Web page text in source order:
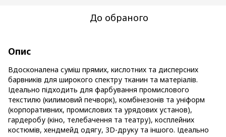
До обраного
Опис
Вдосконалена суміш прямих, кислотних та дисперсних
барвників для широкого спектру тканин та матеріалів.
Ідеально підходить для фарбування промислового
текстилю (килимовий печворк), комбінезонів та уніформ
(корпоративних, промислових та урядових установ),
гардеробу (кіно, телебачення та театру), косплейних
костюмів, хендмейд одягу, 3D-друку та іншого. Ідеально